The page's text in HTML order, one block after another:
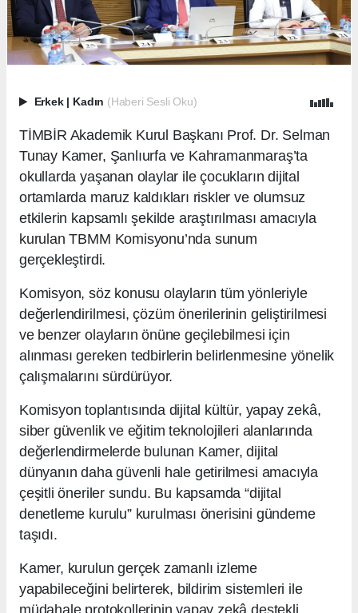
Erkek Kadın (Haberi Sesli Oku)
TİMBİR Akademik Kurul Başkanı Prof. Dr. Selman
Tunay Kamer, Şanlıurfa ve Kahramanmaraş’ta
okullarda yaşanan olaylar ile çocukların dijital
ortamlarda maruz kaldıkları riskler ve olumsuz
etkilerin kapsamlı şekilde araştırılması amacıyla
kurulan TBMM Komisyonu’nda sunum
gerçekleştirdi.
Komisyon, söz konusu olayların tüm yönleriyle
değerlendirilmesi, çözüm önerilerinin geliştirilmesi
ve benzer olayların önüne geçilebilmesi için
alınması gereken tedbirlerin belirlenmesine yönelik
çalışmalarını sürdürüyor.
Komisyon toplantısında dijital kültür, yapay zekâ,
siber güvenlik ve eğitim teknolojileri alanlarında
değerlendirmelerde bulunan Kamer, dijital
dünyanın daha güvenli hale getirilmesi amacıyla
çeşitli öneriler sundu. Bu kapsamda “dijital
denetleme kurulu” kurulması önerisini gündeme
taşıdı.
Kamer, kurulun gerçek zamanlı izleme
yapabileceğini belirterek, bildirim sistemleri ile
müdahale protokollerinin yapay zekâ destekli